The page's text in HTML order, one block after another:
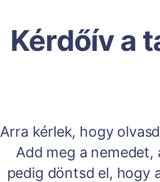
Kérdőív a
Arra kérlek, hogy
Add meg a
pedig döntsd el, hogy